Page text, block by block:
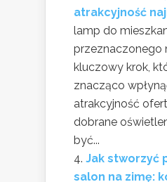
atrakcyjność
lamp do
przeznaczonego
kluczowy krok,
znacząco
atrakcyjność
dobrane
być...
Jak stworzyć
salon na zimę: